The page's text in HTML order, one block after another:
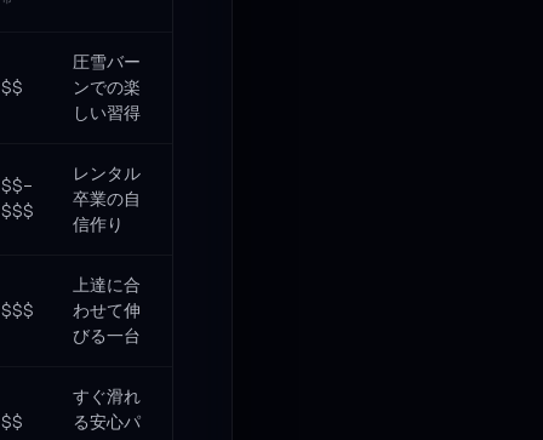
$$
圧雪バー
ンでの楽
しい習得
$$–
$$$
レンタル
卒業の自
信作り
$$$
上達に合
わせて伸
びる一台
$$
すぐ滑れ
る安心パ